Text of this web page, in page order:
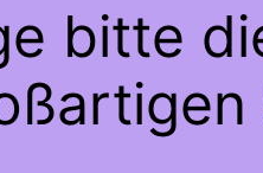
bitte